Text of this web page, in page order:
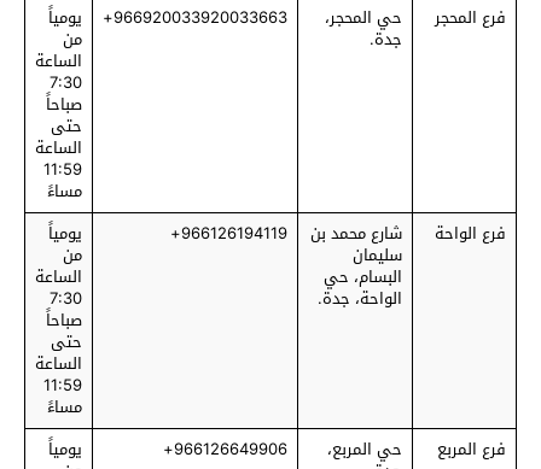
فرع المحجر
حي المحجر،
جدة.
966920033920033663+ يومياً
من
الساعة
7:30
صباحاً
حتى
الساعة
11:59
مساءً
فرع الواحة
شارع محمد بن
سليمان
البسام، حي
الواحة، جدة.
966126194119+ يومياً
من
الساعة
7:30
صباحاً
حتى
الساعة
11:59
مساءً
فرع المربع
حي المربع، 966126649906+ يومياً